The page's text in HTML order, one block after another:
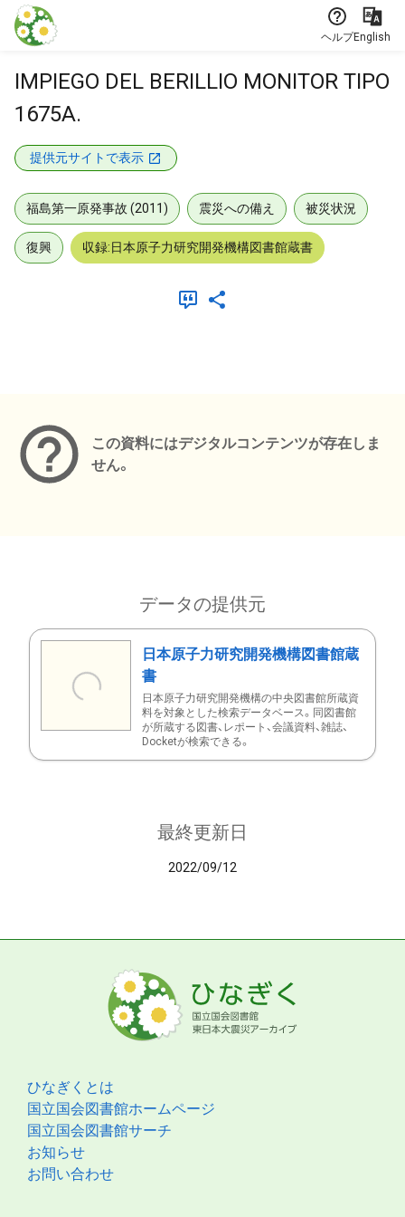
本文に飛ぶ
ヘルプEnglish
IMPIEGO DEL BERILLIO MONITOR TIPO
1675A.
提供元サイトで表示
福島第一原発事故 (2011) 震災への備え 被災状況
復興 収録:日本原子力研究開発機構図書館蔵書
この資料にはデジタルコンテンツが存在しま
せん。
データの提供元
日本原子力研究開発機構図書館蔵
書
日本原子力研究開発機構の中央図書館所蔵資
料を対象とした検索データベース。同図書館
が所蔵する図書、レポート、会議資料、雑誌、
Docketが検索できる。
最終更新日
2022/09/12
ひなぎくとは
国立国会図書館ホームページ
国立国会図書館サーチ
お知らせ
お問い合わせ